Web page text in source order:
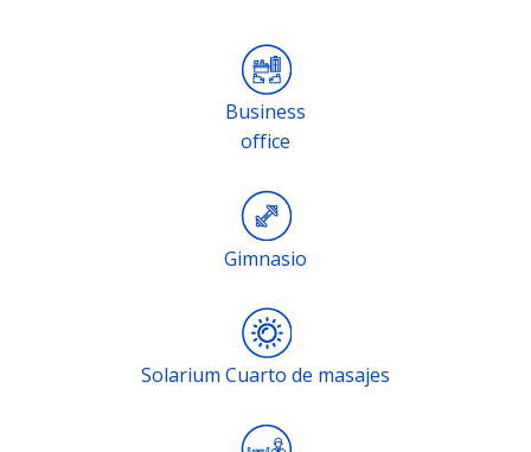
Business
office
Gimnasio
Solarium Cuarto de masajes